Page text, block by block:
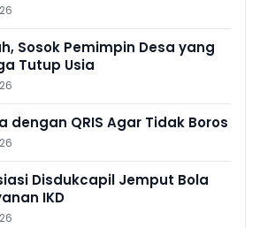
Sosok Pemimpin Desa yang
Tutup Usia
dengan QRIS Agar Tidak Boros
Disdukcapil Jemput Bola
IKD